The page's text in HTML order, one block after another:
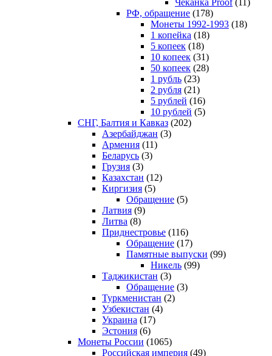
РФ, обращение (178)
Монеты 1992-1993 (18)
1 копейка (18)
5 копеек (18)
10 копеек (31)
50 копеек (28)
1 рубль (23)
2 рубля (21)
5 рублей (16)
10 рублей (5)
СНГ, Балтия и Кавказ (202)
Азербайджан (3)
Армения (11)
Беларусь (3)
Грузия (3)
Казахстан (12)
Киргизия (5)
Обращение (5)
Латвия (9)
Литва (8)
Приднестровье (116)
Обращение (17)
Памятные выпуски (99)
Никель (99)
Таджикистан (3)
Обращение (3)
Туркменистан (2)
Узбекистан (4)
Украина (17)
Эстония (6)
Монеты России (1065)
Российская империя (49)